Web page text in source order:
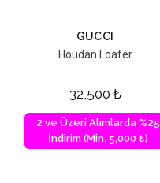
GUCCI
Houdan Loafer
32,500 ₺
2 ve Üzeri Alımlarda %25
İndirim (Min. 5,000 ₺)